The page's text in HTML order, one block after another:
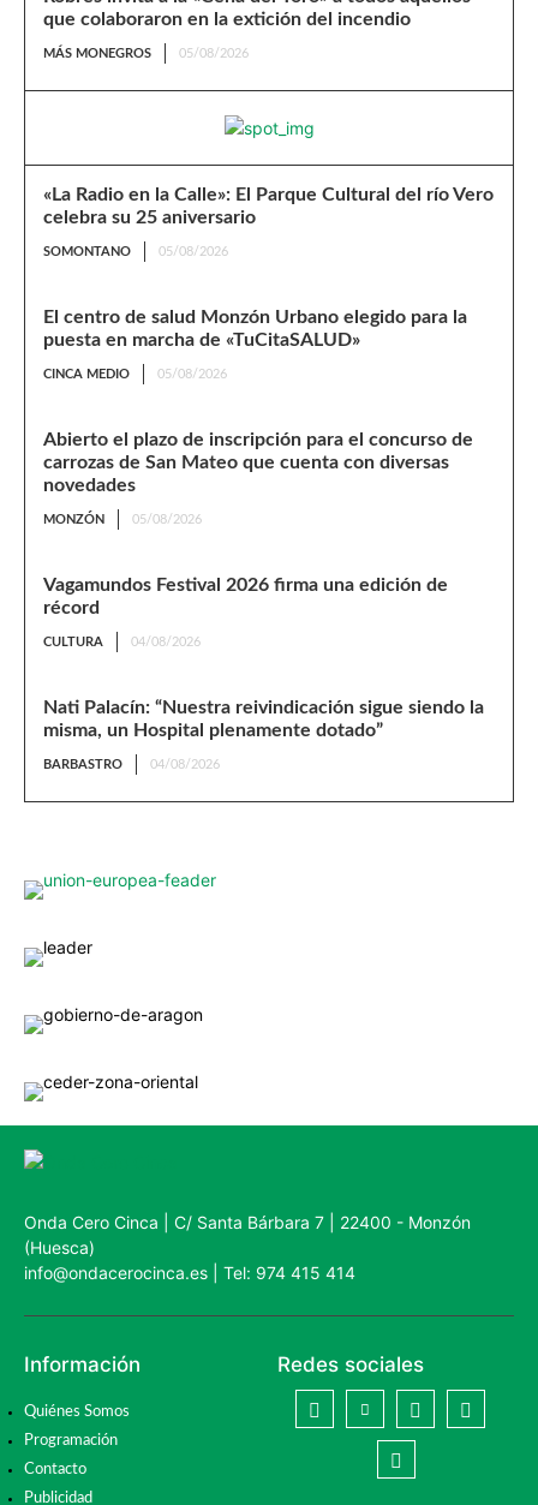
que colaboraron en la extición del incendio
MÁS MONEGROS 05/08/2026
«La Radio en la Calle»: El Parque Cultural del río Vero
celebra su 25 aniversario
SOMONTANO 05/08/2026
El centro de salud Monzón Urbano elegido para la
puesta en marcha de «TuCitaSALUD»
CINCA MEDIO 05/08/2026
Abierto el plazo de inscripción para el concurso de
carrozas de San Mateo que cuenta con diversas
novedades
MONZÓN 05/08/2026
Vagamundos Festival 2026 firma una edición de
récord
CULTURA 04/08/2026
Nati Palacín: “Nuestra reivindicación sigue siendo la
misma, un Hospital plenamente dotado”
BARBASTRO 04/08/2026
Onda Cero Cinca | C/ Santa Bárbara 7 | 22400 - Monzón
(Huesca)
info@ondacerocinca.es | Tel: 974 415 414
Información
Quiénes Somos
Programación
Contacto
Publicidad
Redes sociales